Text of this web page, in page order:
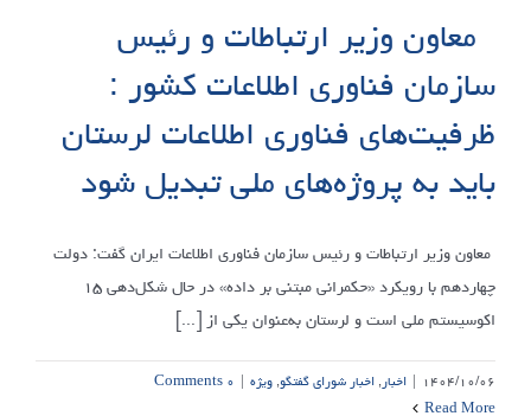
معاون وزیر ارتباطات و رئیس
سازمان فناوری اطلاعات کشور :
ظرفیت‌های فناوری اطلاعات لرستان
باید به پروژه‌های ملی تبدیل شود
معاون وزیر ارتباطات و رئیس سازمان فناوری اطلاعات ایران گفت: دولت
چهاردهم با رویکرد «حکمرانی مبتنی بر داده» در حال شکل‌دهی ۱۵
اکوسیستم ملی است و لرستان به‌عنوان یکی از [...]
۱۴۰۴/۱۰/۰۶ | اخبار,اخبار شورای گفتگو,ویژه | ۰ Comments
Read More